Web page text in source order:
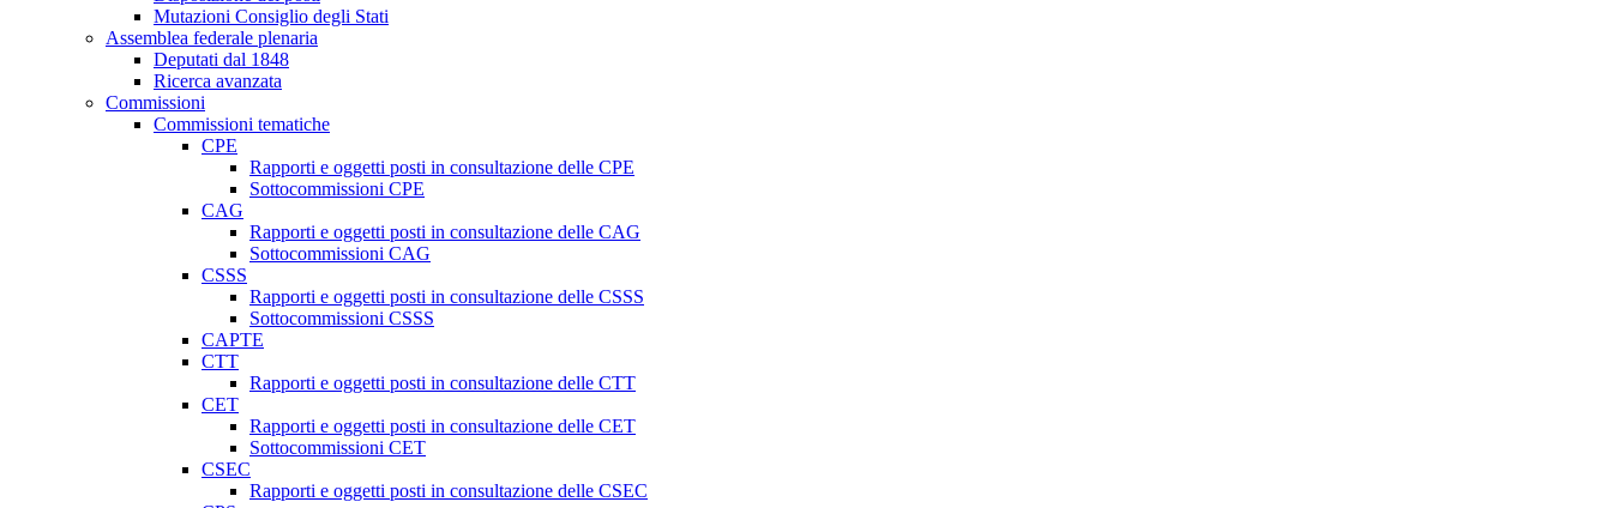
Mutazioni Consiglio degli Stati
Assemblea federale plenaria
Deputati dal 1848
Ricerca avanzata
Commissioni
Commissioni tematiche
CPE
Rapporti e oggetti posti in consultazione delle CPE
Sottocommissioni CPE
CAG
Rapporti e oggetti posti in consultazione delle CAG
Sottocommissioni CAG
CSSS
Rapporti e oggetti posti in consultazione delle CSSS
Sottocommissioni CSSS
CAPTE
CTT
Rapporti e oggetti posti in consultazione delle CTT
CET
Rapporti e oggetti posti in consultazione delle CET
Sottocommissioni CET
CSEC
Rapporti e oggetti posti in consultazione delle CSEC